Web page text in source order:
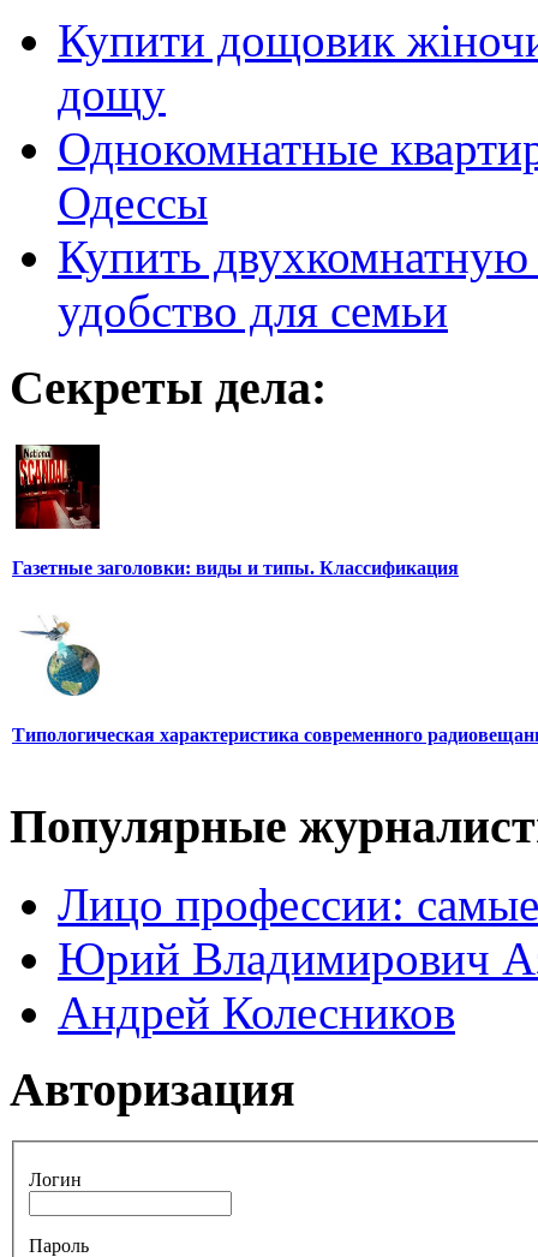
Купити дощовик
дощу
Однокомнатные
Одессы
Купить
удобство для семьи
Секреты дела:
Газетные заголовки: виды и типы. Классификация
Типологическая характеристика современного
Популярные
Лицо профессии:
Юрий Владимирович
Андрей Колесников
Авторизация
Логин
Пароль